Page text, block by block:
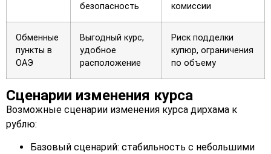
безопасность
комиссии
Обменные
пункты в
ОАЭ
Выгодный курс,
удобное
расположение
Риск подделки
купюр, ограничения
по объему
Сценарии изменения курса
Возможные сценарии изменения курса дирхама к
рублю:
Базовый сценарий: стабильность с небольшими